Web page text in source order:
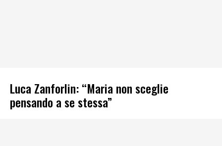
Luca Zanforlin: “Maria non sceglie
pensando a se stessa”